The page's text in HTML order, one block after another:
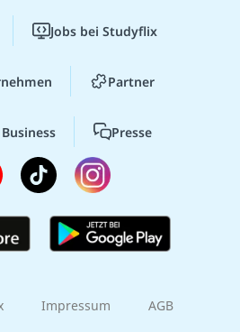
Jobs bei Studyflix
Partner
Presse
Impressum AGB